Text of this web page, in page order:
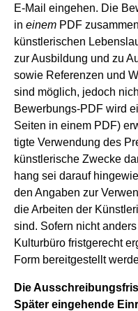
E-Mail eingehen. Die
in einem PDF
künstlerischen
zur Aus­bildung und zu
sowie Referenzen und
sind möglich, jedoch
Bewerbungs-PDF wird
Seiten in einem PDF)
tigte Verwendung des
künstlerische Zwecke
hang sei darauf
den Angaben zur
die Arbeiten der
sind. Sofern nicht
Kulturbüro frist­gerecht
Form bereitgestellt
Die
Später eingehende